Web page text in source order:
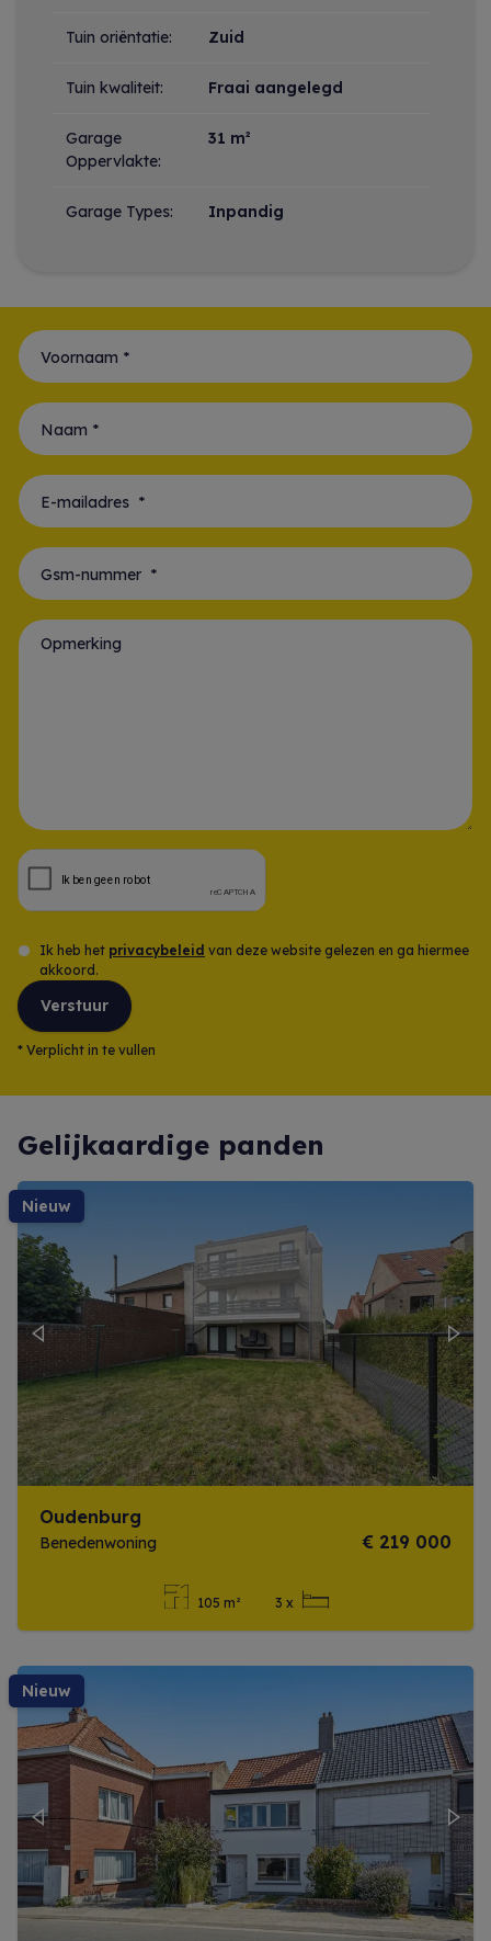
Tuin oriëntatie: Zuid
Tuin kwaliteit: Fraai aangelegd
Garage
Oppervlakte:
31 m²
Garage Types: Inpandig
Ik heb het privacybeleid van deze website gelezen en ga hiermee
akkoord.
Verstuur
* Verplicht in te vullen
Gelijkaardige panden
nieuw
Previous Next
Oudenburg
Benedenwoning € 219 000
105 m² 3 x
nieuw
Previous Next